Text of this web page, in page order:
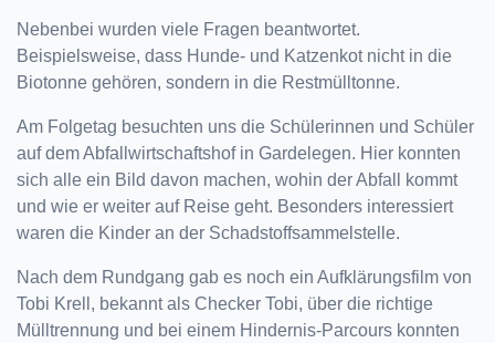
Nebenbei wurden viele Fragen beantwortet.
Beispielsweise, dass Hunde- und Katzenkot nicht in die
Biotonne gehören, sondern in die Restmülltonne.
Am Folgetag besuchten uns die Schülerinnen und Schüler
auf dem Abfallwirtschaftshof in Gardelegen. Hier konnten
sich alle ein Bild davon machen, wohin der Abfall kommt
und wie er weiter auf Reise geht. Besonders interessiert
waren die Kinder an der Schadstoffsammelstelle.
Nach dem Rundgang gab es noch ein Aufklärungsfilm von
Tobi Krell, bekannt als Checker Tobi, über die richtige
Mülltrennung und bei einem Hindernis-Parcours konnten